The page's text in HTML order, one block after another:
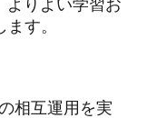
よりよい学習お
す。
相互運用を実